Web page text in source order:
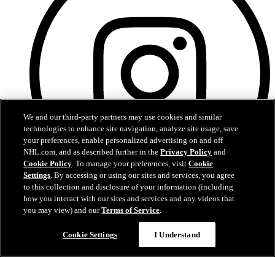
Instagram
We and our third-party partners may use cookies and similar
technologies to enhance site navigation, analyze site usage, save
your preferences, enable personalized advertising on and off
NHL.com, and as described further in thePrivacy Policy and
Cookie Policy. To manage your preferences, visitCookie
Settings. By accessing or using our sites and services, you agree
to this collection and disclosure of your information (including
how you interact with our sites and services and any videos that
you may view) and ourTerms of Service.
Cookie Settings I Understand